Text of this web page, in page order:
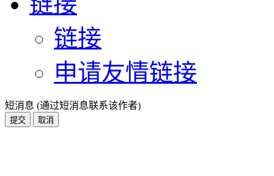
链接
申请友情链接
短消息 (通过短消息联系该作者)